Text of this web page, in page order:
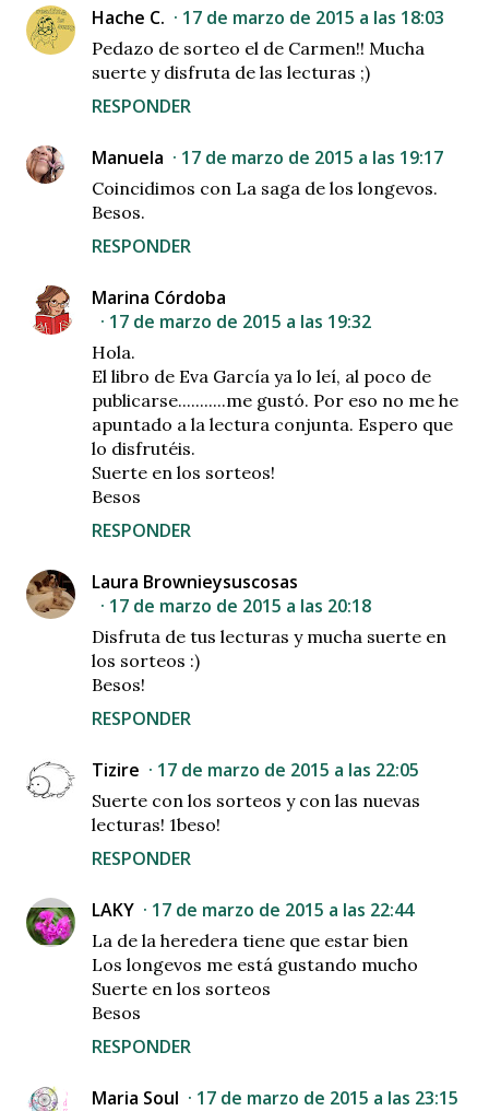
Hache C. 17 de marzo de 2015 a las 18:03
Pedazo de sorteo el de Carmen!! Mucha
suerte y disfruta de las lecturas ;)
RESPONDER
Manuela 17 de marzo de 2015 a las 19:17
Coincidimos con La saga de los longevos.
Besos.
RESPONDER
Marina Córdoba
17 de marzo de 2015 a las 19:32
Hola.
El libro de Eva García ya lo leí, al poco de
publicarse...........me gustó. Por eso no me he
apuntado a la lectura conjunta. Espero que
lo disfrutéis.
Suerte en los sorteos!
Besos
RESPONDER
Laura Brownieysuscosas
17 de marzo de 2015 a las 20:18
Disfruta de tus lecturas y mucha suerte en
los sorteos :)
Besos!
RESPONDER
Tizire 17 de marzo de 2015 a las 22:05
Suerte con los sorteos y con las nuevas
lecturas! 1beso!
RESPONDER
LAKY 17 de marzo de 2015 a las 22:44
La de la heredera tiene que estar bien
Los longevos me está gustando mucho
Suerte en los sorteos
Besos
RESPONDER
Maria Soul 17 de marzo de 2015 a las 23:15